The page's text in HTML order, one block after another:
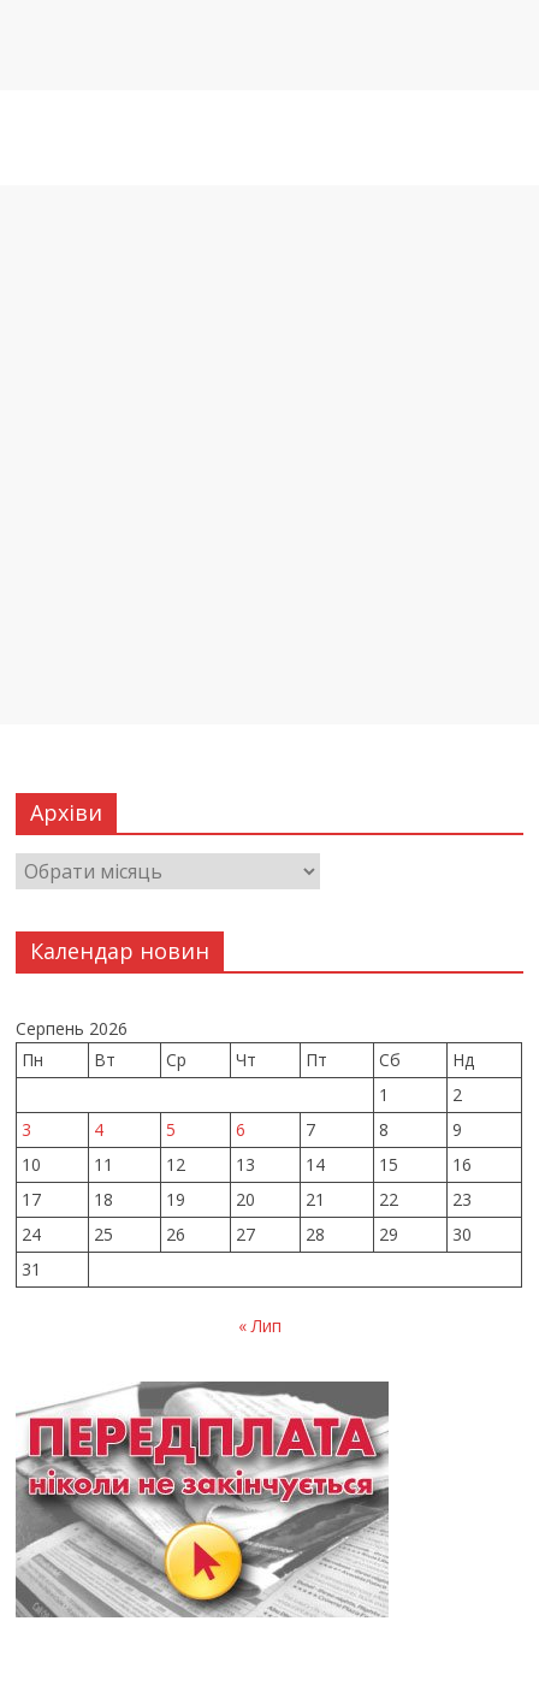
Архіви
Календар новин
Серпень 2026
Пн
Вт Ср Чт Пт Сб
Нд
1
2
3
4 5 6 7 8
9
10
11 12 13 14 15
16
17
18 19 20 21 22
23
24
25 26 27 28 29
30
31
« Лип